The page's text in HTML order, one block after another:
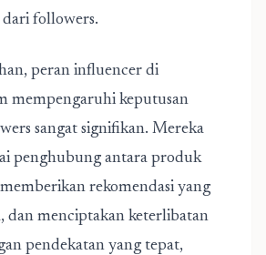
followers.
peran influencer di
mempengaruhi keputusan
sangat signifikan. Mereka
penghubung antara produk
rekomendasi yang
dan menciptakan keterlibatan
pendekatan yang tepat,